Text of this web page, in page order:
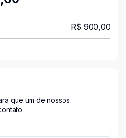
R$ 900,00
que um de nossos